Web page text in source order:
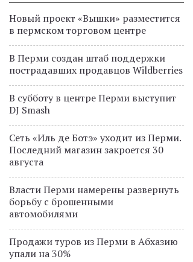
Новый проект «Вышки» разместится
в пермском торговом центре
В Перми создан штаб поддержки
пострадавших продавцов Wildberries
В субботу в центре Перми выступит
DJ Smash
Сеть «Иль де Ботэ» уходит из Перми.
Последний магазин закроется 30
августа
Власти Перми намерены развернуть
борьбу с брошенными
автомобилями
Продажи туров из Перми в Абхазию
упали на 30%